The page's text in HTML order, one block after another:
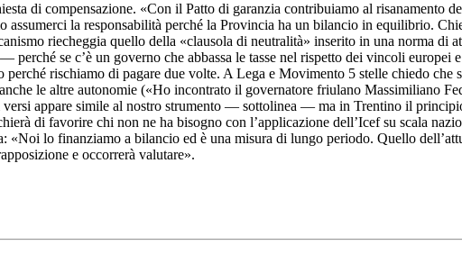
di compensazione. «Con il Patto di garanzia contribuiamo al
la responsabilità perché la Provincia ha un bilancio in equilibrio.
riecheggia quello della «clausola di neutralità» inserito in una norma di
se c’è un governo che abbassa le tasse nel rispetto dei vincoli
rischiamo di pagare due volte. A Lega e Movimento 5 stelle chiedo che
le altre autonomie («Ho incontrato il governatore friulano Massimiliano
appare simile al nostro strumento — sottolinea — ma in Trentino il
di favorire chi non ne ha bisogno con l’applicazione dell’Icef su scala
«Noi lo finanziamo a bilancio ed è una misura di lungo periodo. Quello
e occorrerà valutare».